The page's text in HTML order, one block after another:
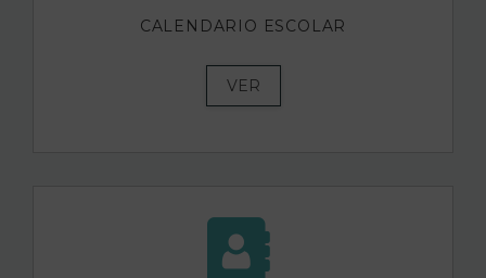
CALENDARIO ESCOLAR
VER